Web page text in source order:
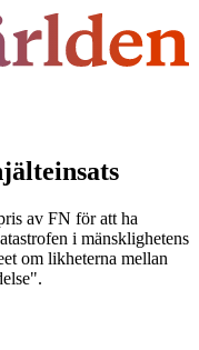
av FN för att ha
i mänsklighetens
om likheterna mellan